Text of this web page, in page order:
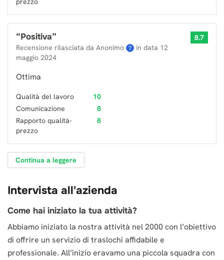
“Positiva”
Recensione rilasciata da Anonimo ? in data 12
maggio 2024
8.7
Ottima
Qualità del lavoro
10
Comunicazione
8
Rapporto qualità-
prezzo
8
Continua a leggere
Intervista all'azienda
Come hai iniziato la tua attività?
Abbiamo iniziato la nostra attività nel 2000 con l’obiettivo
di offrire un servizio di traslochi affidabile e
professionale. All’inizio eravamo una piccola squadra con